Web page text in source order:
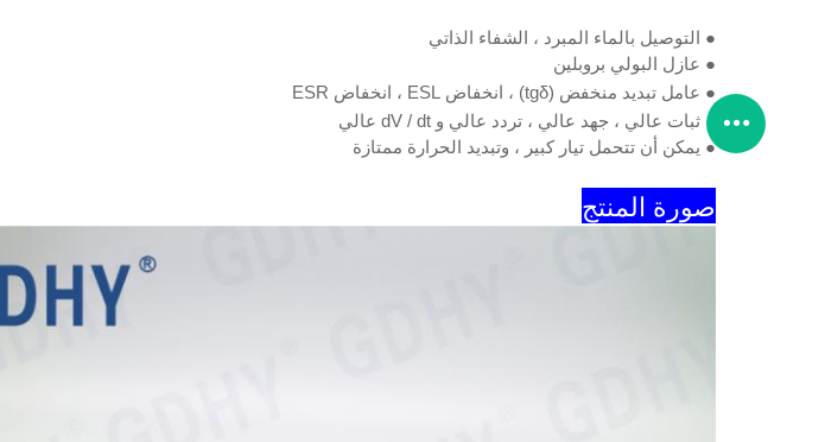
● التوصيل بالماء المبرد ، الشفاء الذاتي
● عازل البولي بروبلين
● عامل تبديد منخفض (tgδ) ، انخفاض ESL ، انخفاض ESR
● ثبات عالي ، جهد عالي ، تردد عالي و dV / dt عالي
● يمكن أن تتحمل تيار كبير ، وتبديد الحرارة ممتازة
صورة المنتج